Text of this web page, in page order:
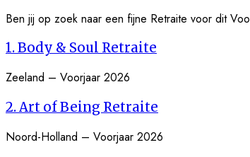
Ben jij op zoek naar een fijne Retraite voor dit
1. Body & Soul Retraite
Zeeland – Voorjaar 2026
2. Art of Being Retraite
Noord-Holland – Voorjaar 2026